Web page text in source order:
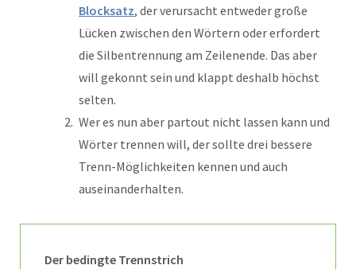
Blocksatz, der verursacht entweder große
Lücken zwischen den Wörtern oder erfordert
die Silbentrennung am Zeilenende. Das aber
will gekonnt sein und klappt deshalb höchst
selten.
Wer es nun aber partout nicht lassen kann und
Wörter trennen will, der sollte drei bessere
Trenn-Möglichkeiten kennen und auch
auseinanderhalten.
Der bedingte Trennstrich